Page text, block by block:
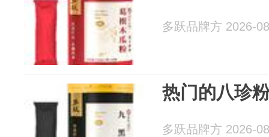
多跃品牌方 2026-
热门的八珍
多跃品牌方 2026-